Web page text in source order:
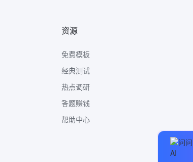
资源
免费模板
经典测试
热点调研
答题赚钱
帮助中心